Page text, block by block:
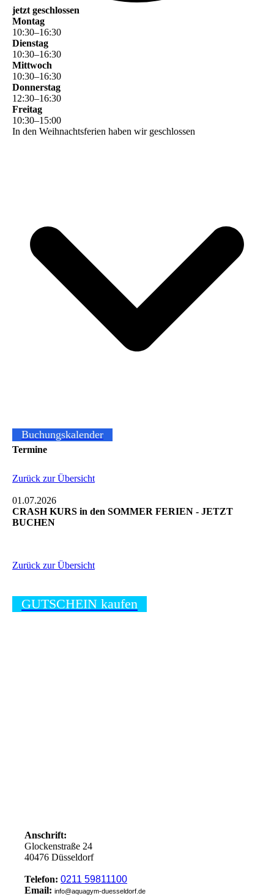
jetzt geschlossen
Montag
10:30–16:30
Dienstag
10:30–16:30
Mittwoch
10:30–16:30
Donnerstag
12:30–16:30
Freitag
10:30–15:00
In den Weihnachtsferien haben wir geschlossen
Buchungskalender
Termine
Zurück zur Übersicht
01.07.2026
CRASH KURS in den SOMMER FERIEN - JETZT
BUCHEN
Zurück zur Übersicht
GUTSCHEIN kaufen
Anschrift:
Glockenstraße 24
40476 Düsseldorf
Telefon: 0211 59811100
Email: info@aquagym-duesseldorf.de